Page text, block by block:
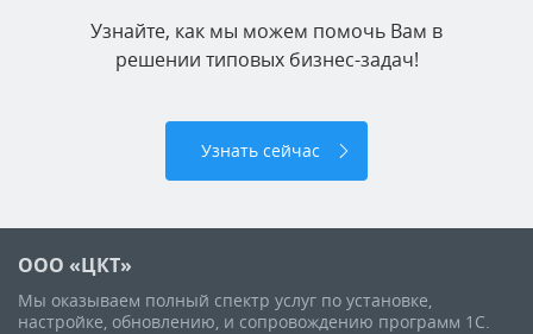
Узнайте, как мы можем помочь Вам в
решении типовых бизнес-задач!
Узнать сейчас
ООО «ЦКТ»
Мы оказываем полный спектр услуг по установке,
настройке, обновлению, и сопровождению программ 1С.